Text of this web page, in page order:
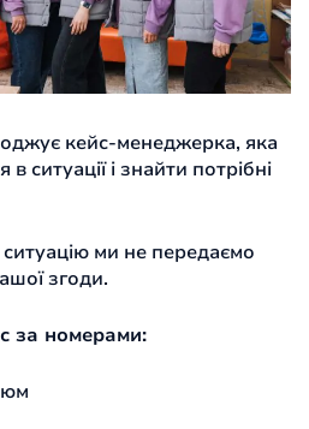
кейс-менеджерка, яка
ситуації і знайти потрібні
ми не передаємо
згоди.
за номерами: